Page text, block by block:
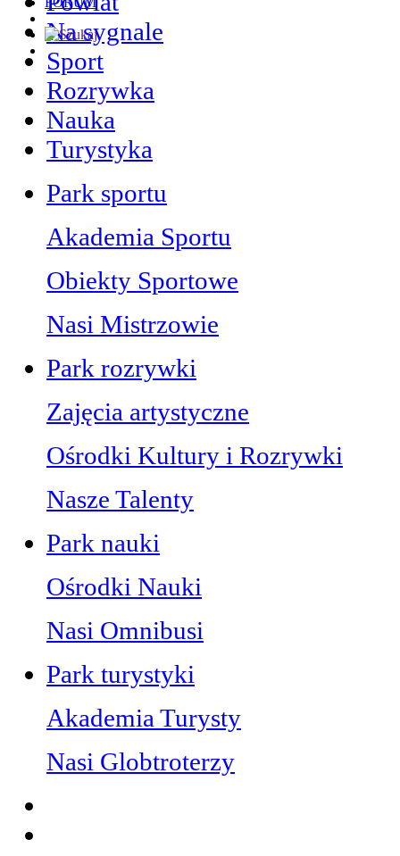
Na sygnale
Sport
Rozrywka
Nauka
Turystyka
Park sportu
Akademia Sportu
Obiekty Sportowe
Nasi Mistrzowie
Park rozrywki
Zajęcia artystyczne
Ośrodki Kultury i Rozrywki
Nasze Talenty
Park nauki
Ośrodki Nauki
Nasi Omnibusi
Park turystyki
Akademia Turysty
Nasi Globtroterzy